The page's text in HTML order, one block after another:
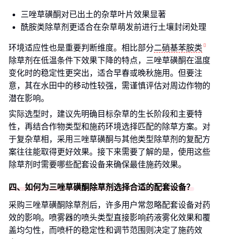
三唑草磺酮对已出土的杂草叶片效果显著
酰胺类除草剂更适合在杂草萌发前进行土壤封闭处理
环境适应性也是重要判断维度。相比部分二硝基苯胺类
除草剂在低温条件下效果下降的特点，三唑草磺酮在温度
变化时的稳定性更突出，适合早春或晚秋施用。但要注
意，其在水田中的移动性较强，需谨慎评估对周边作物的
潜在影响。
实际选型时，建议先明确目标杂草的生长阶段和主要特
性，再结合作物类型和施药环境选择匹配的除草方案。对
于复杂草相，采用三唑草磺酮与其他类型除草剂的复配方
案往往能取得更好效果。接下来需要了解的是，使用这些
除草剂时需要哪些配套设备来确保最佳施药效果。
四、如何为三唑草磺酮除草剂选择合适的配套设备？
采购三唑草磺酮除草剂后，许多用户常忽略配套设备对药
效的影响。喷雾器的喷头类型直接影响药液雾化效果和覆
盖均匀性，而喷杆的稳定性和调节范围则决定了施药效